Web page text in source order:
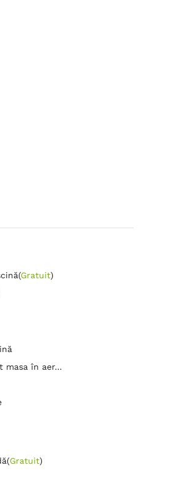
(Gratuit)
masa în aer...
(Gratuit)